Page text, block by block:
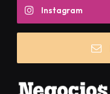
Instagram